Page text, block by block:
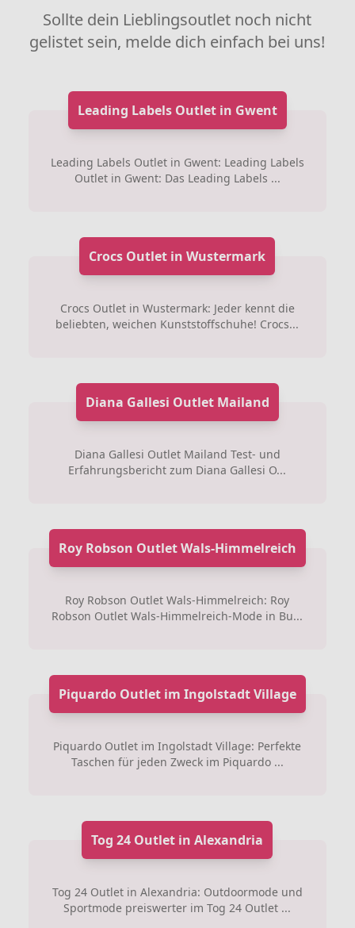
Sollte dein Lieblingsoutlet noch nicht
gelistet sein, melde dich einfach bei uns!
Leading Labels Outlet in Gwent
Leading Labels Outlet in Gwent: Leading Labels
Outlet in Gwent: Das Leading Labels ...
Crocs Outlet in Wustermark
Crocs Outlet in Wustermark: Jeder kennt die
beliebten, weichen Kunststoffschuhe! Crocs...
Diana Gallesi Outlet Mailand
Diana Gallesi Outlet Mailand Test- und
Erfahrungsbericht zum Diana Gallesi O...
Roy Robson Outlet Wals-Himmelreich
Roy Robson Outlet Wals-Himmelreich: Roy
Robson Outlet Wals-Himmelreich-Mode in Bu...
Piquardo Outlet im Ingolstadt Village
Piquardo Outlet im Ingolstadt Village: Perfekte
Taschen für jeden Zweck im Piquardo ...
Tog 24 Outlet in Alexandria
Tog 24 Outlet in Alexandria: Outdoormode und
Sportmode preiswerter im Tog 24 Outlet ...